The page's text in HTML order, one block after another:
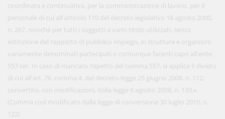
coordinata e continuativa, per la somministrazione di lavoro, per il
personale di cui all'articolo 110 del decreto legislativo 18 agosto 2000,
n. 267, nonché per tutti i soggetti a vario titolo utilizzati, senza
estinzione del rapporto di pubblico impiego, in strutture e organismi
variamente denominati partecipati o comunque facenti capo all'ente.
557-ter. In caso di mancato rispetto del comma 557, si applica il divieto
di cui all'art. 76, comma 4, del decreto-legge 25 giugno 2008, n. 112,
convertito, con modificazioni, dalla legge 6 agosto 2008, n. 133.».
(Comma così modificato dalla legge di conversione 30 luglio 2010, n.
122)